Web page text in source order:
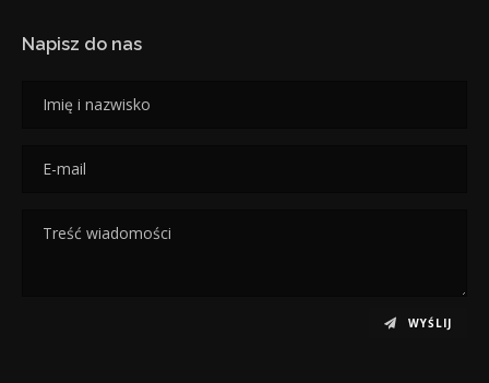
Napisz do nas
WYŚLIJ